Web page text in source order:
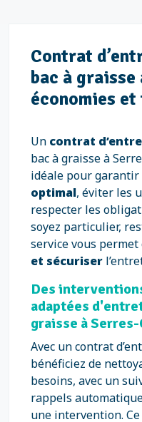
Contrat
bac à
économies
Un contrat
bac à graisse à
idéale pour garantir
optimal, éviter les
respecter les
soyez particulier,
service vous permet
et sécuriser
Des
adaptées
graisse à
Avec un contrat
bénéficiez de
besoins, avec un
rappels
une intervention.